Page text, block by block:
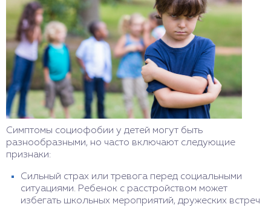
Симптомы социофобии у детей могут быть
разнообразными, но часто включают следующие
признаки:
Сильный страх или тревога перед социальными
ситуациями. Ребенок с расстройством может
избегать школьных мероприятий, дружеских встреч